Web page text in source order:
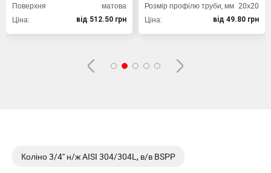
Поверхня
матова
Ціна:
вiд 512.50 грн
Розмір профілю труби, мм 20х20
Ціна:
вiд 49.80 грн
Коліно 3/4" н/ж AISI 304/304L, в/в BSPP